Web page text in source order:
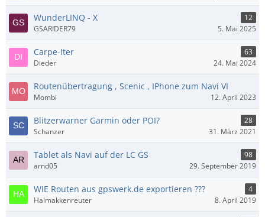
WunderLINQ - X
12
GSARIDER79
5. Mai 2025
Carpe-Iter
63
Dieder
24. Mai 2024
Routenübertragung , Scenic , IPhone zum Navi VI
Mombi 12. April 2023
Blitzerwarner Garmin oder POI?
28
Schanzer
31. März 2021
Tablet als Navi auf der LC GS
98
arnd05
29. September 2019
WIE Routen aus gpswerk.de exportieren ???
4
Halmakkenreuter
8. April 2019